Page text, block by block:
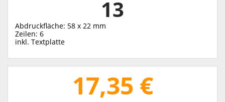
13
Abdruckfläche: 58 x 22 mm
Zeilen: 6
inkl. Textplatte
17,35 €